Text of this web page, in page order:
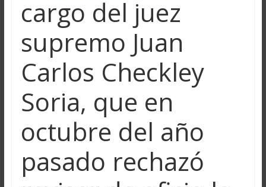
cargo del juez
supremo Juan
Carlos Checkley
Soria, que en
octubre del año
pasado rechazó